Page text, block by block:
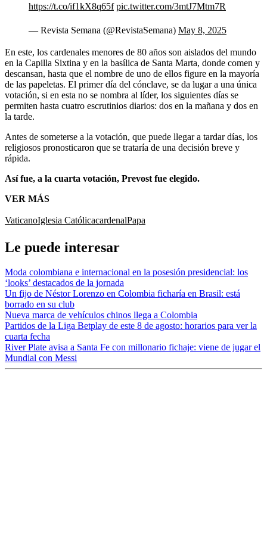
https://t.co/if1kX8q65f pic.twitter.com/3mtJ7Mtm7R
— Revista Semana (@RevistaSemana) May 8, 2025
En este, los cardenales menores de 80 años son aislados del mundo
en la Capilla Sixtina y en la basílica de Santa Marta, donde comen y
descansan, hasta que el nombre de uno de ellos figure en la mayoría
de las papeletas. El primer día del cónclave, se da lugar a una única
votación, si en esta no se nombra al líder, los siguientes días se
permiten hasta cuatro escrutinios diarios: dos en la mañana y dos en
la tarde.
Antes de someterse a la votación, que puede llegar a tardar días, los
religiosos pronosticaron que se trataría de una decisión breve y
rápida.
Así fue, a la cuarta votación, Prevost fue elegido.
VER MÁS
VaticanoIglesia CatólicacardenalPapa
Le puede interesar
Moda colombiana e internacional en la posesión presidencial: los
‘looks’ destacados de la jornada
Un fijo de Néstor Lorenzo en Colombia ficharía en Brasil: está
borrado en su club
Nueva marca de vehículos chinos llega a Colombia
Partidos de la Liga Betplay de este 8 de agosto: horarios para ver la
cuarta fecha
River Plate avisa a Santa Fe con millonario fichaje: viene de jugar el
Mundial con Messi